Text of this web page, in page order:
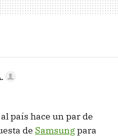
país hace un par de
de Samsungpara